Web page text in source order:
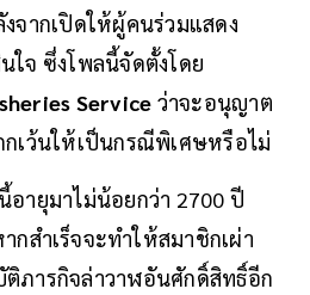
จากเปิดให้ผู้คนร่วมแสดง
ใจ ซึ่งโพลนี้จัดตั้งโดย
Service ว่าจะอนุญาต
กเว้นให้เป็นกรณีพิเศษหรือไม่
อายุมาไม่น้อยกว่า 2700 ปี
กสำเร็จจะทำให้สมาชิกเผ่า
ภารกิจล่าวาฬอันศักดิ์สิทธิ์อีก